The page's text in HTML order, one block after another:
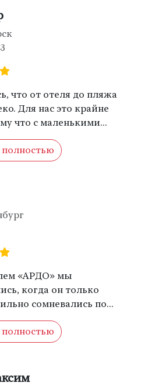
от пляжа. Мне
номер, потому что кто-то
отказался от брони!
что от отеля до пляжа
Для нас это крайне
что с маленькими
не набегаешься. Мы
номер,
к тому, что дети
«АРДО» мы
когда он только
сомневались по
выбора, потому
ни информации о нем
Риск оказался
отдохнуть в Анапе, то